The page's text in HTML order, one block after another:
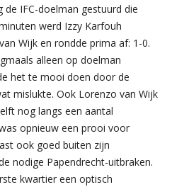
de IFC-doelman gestuurd die
werd Izzy Karfouh
Wijk en rondde prima af: 1-0.
alleen op doelman
het te mooi doen door de
mislukte. Ook Lorenzo van Wijk
nog langs een aantal
opnieuw een prooi voor
ook goed buiten zijn
nodige Papendrecht-uitbraken.
kwartier een optisch